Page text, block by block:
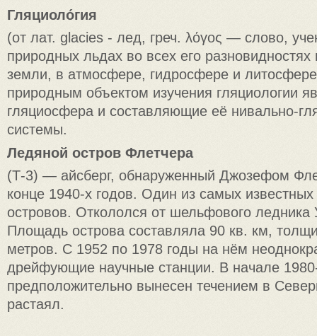
Гляциоло́гия
(от лат. glacies - лед, греч. λόγος — слово,
природных льдах во всех его разновидностях
земли, в атмосфере, гидросфере и
природным объектом изучения гляциологии
гляциосфера и составляющие её нивально-
системы.
Ледяной остров Флетчера
(Т-3) — айсберг, обнаруженный Джозефом
конце 1940-х годов. Один из самых
островов. Откололся от шельфового ледника
Площадь острова составляла 90 кв. км,
метров. С 1952 по 1978 годы на нём
дрейфующие научные станции. В начале
предположительно вынесен течением в
растаял.